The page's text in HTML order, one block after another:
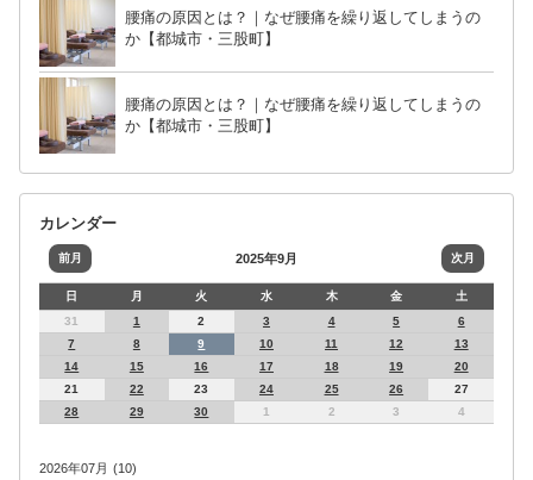
腰痛の原因とは？｜なぜ腰痛を繰り返してしまうの
か【都城市・三股町】
腰痛の原因とは？｜なぜ腰痛を繰り返してしまうの
か【都城市・三股町】
カレンダー
前月 2025年9月 次月
日 月 火 水 木 金
土
31
1 2 3 4 5
6
7
8 9 10 11 12
13
14
15 16 17 18 19
20
21
22 23 24 25 26
27
28
29 30 1 2 3 4
2026年07月 (10)